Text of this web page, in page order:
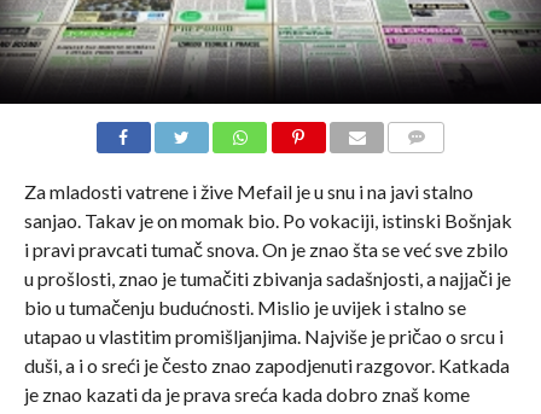
Za mladosti vatrene i žive Mefail je u snu i na javi stalno
sanjao. Takav je on momak bio. Po vokaciji, istinski Bošnjak
i pravi pravcati tumač snova. On je znao šta se već sve zbilo
u prošlosti, znao je tumačiti zbivanja sadašnjosti, a najjači je
bio u tumačenju budućnosti. Mislio je uvijek i stalno se
utapao u vlastitim promišljanjima. Najviše je pričao o srcu i
duši, a i o sreći je često znao zapodjenuti razgovor. Katkada
je znao kazati da je prava sreća kada dobro znaš kome